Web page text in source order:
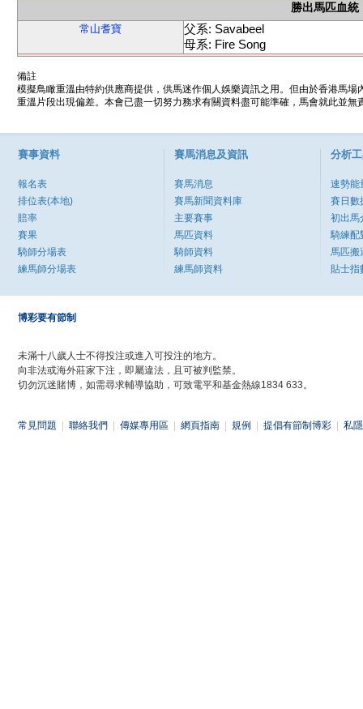
勝出馬匹血統
常山耆寶
父系: Savabeel
母系: Fire Song
備註
模擬鳥瞰重溫由特約供應商提供，供馬迷作個人娛樂資訊之用。但由於香港馬
重溫片段出現偏差。本會已盡一切努力務求有關資料盡可能準確，馬會就此並
賽事資料
報名表
排位表(本地)
賠率
賽果
騎師分場表
練馬師分場表
賽馬消息及資訊
賽馬消息
賽馬新聞資料庫
主要賽事
馬匹資料
騎師資料
練馬師資料
分析
速勢能
賽日數
初出馬
騎練配
馬匹搬
貼士指
博彩要有節制
未滿十八歲人士不得投注或進入可投注的地方。
向非法或海外莊家下注，即屬違法，且可被判監禁。
切勿沉迷賭博，如需尋求輔導協助，可致電平和基金熱線1834 633。
常見問題 聯絡我們 傳媒專用區 網頁指南 規例 提倡有節制博彩 私